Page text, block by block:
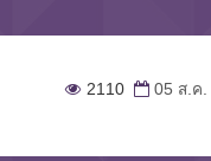
2110 05 ส.ค.